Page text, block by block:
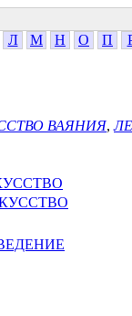
Л М Н О П
ВАЯНИЯ,